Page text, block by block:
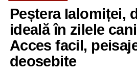
Peștera Ialomiței,
ideală în zilele
Acces facil,
deosebite